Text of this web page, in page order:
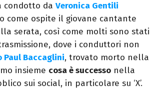
condotto da Veronica Gentili
come ospite il giovane cantante
serata, così come molti sono stati
dove i conduttori non
Paul Baccaglini, trovato morto nella
insieme cosa è successo nella
sui social, in particolare su ‘X’.